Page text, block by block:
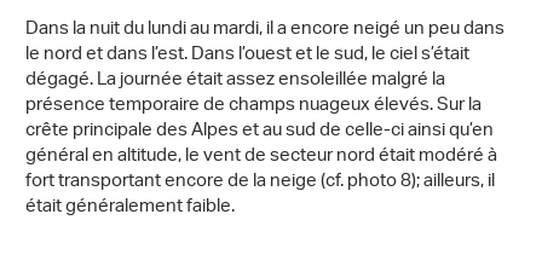
Dans la nuit du lundi au mardi, il a encore neigé un peu dans
le nord et dans l’est. Dans l’ouest et le sud, le ciel s’était
dégagé. La journée était assez ensoleillée malgré la
présence temporaire de champs nuageux élevés. Sur la
crête principale des Alpes et au sud de celle-ci ainsi qu’en
général en altitude, le vent de secteur nord était modéré à
fort transportant encore de la neige (cf. photo 8); ailleurs, il
était généralement faible.